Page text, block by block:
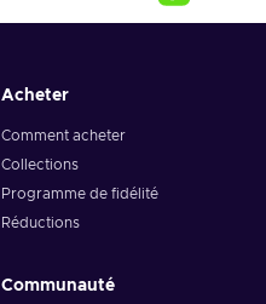
Acheter
Comment acheter
Collections
Programme de fidélité
Réductions
Communauté